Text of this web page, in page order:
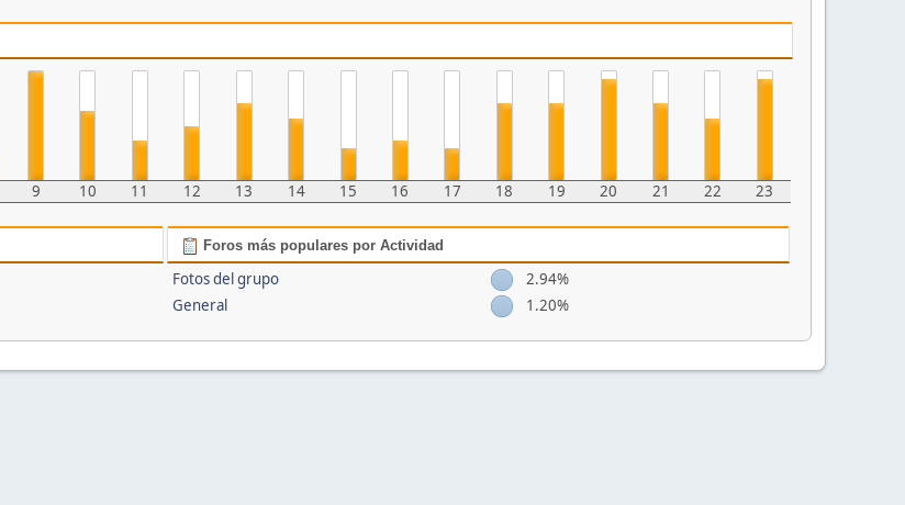
9 10 11 12 13 14 15 16 17 18 19 20 21 22 23
Foros más populares por Actividad
Fotos del grupo
2.94%
General
1.20%